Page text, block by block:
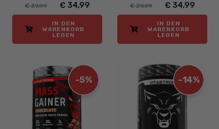
€ 39,99 € 34,99
IN DEN
WARENKORB
LEGEN
€ 39,99 € 34,99
IN DEN
WARENKORB
LEGEN
-5% -14%